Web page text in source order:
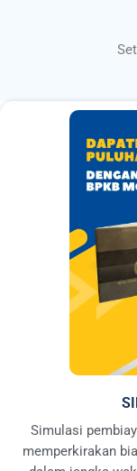
Simulasi
memperkirakan